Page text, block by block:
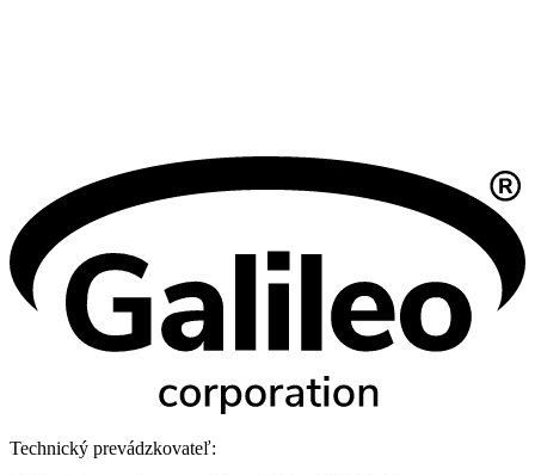
Technický prevádzkovateľ: